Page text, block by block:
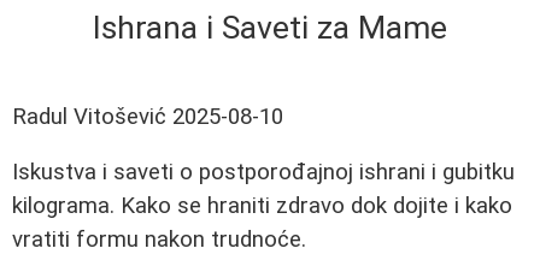
Ishrana i Saveti za Mame
Radul Vitošević 2025-08-10
Iskustva i saveti o postporođajnoj ishrani i gubitku
kilograma. Kako se hraniti zdravo dok dojite i kako
vratiti formu nakon trudnoće.